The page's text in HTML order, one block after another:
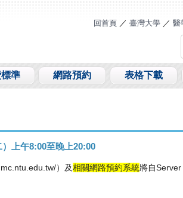
回首頁 ／ 臺灣大學 ／ 醫
準 網路預約 表格下載
上午8:00至晚上20:00
）及相關網路預約系統將自